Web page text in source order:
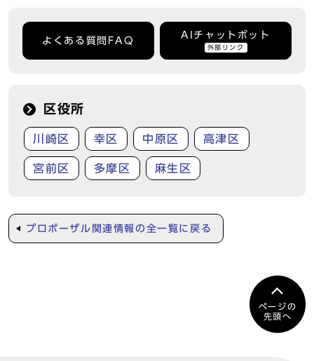
よくある質問FAQ
AIチャットボット
外部リンク
区役所
川崎区 幸区 中原区 高津区
宮前区 多摩区 麻生区
プロポーザル関連情報の全一覧に戻る
ページの
先頭へ